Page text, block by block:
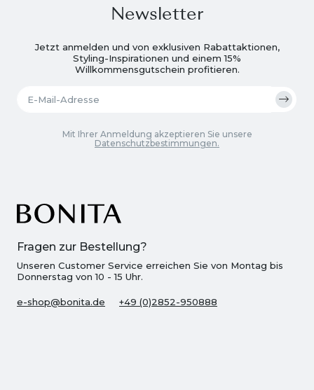
Fragen zur Bestellung?
Unseren Customer Service erreichen Sie von Montag bis
Donnerstag von 10 - 15 Uhr.
e-shop@bonita.de +49 (0)2852-950888
Newsletter
Jetzt anmelden und von exklusiven Rabattaktionen,
Styling-Inspirationen und einem 15%
Willkommensgutschein profitieren.
Mit Ihrer Anmeldung akzeptieren Sie unsere
Datenschutzbestimmungen.